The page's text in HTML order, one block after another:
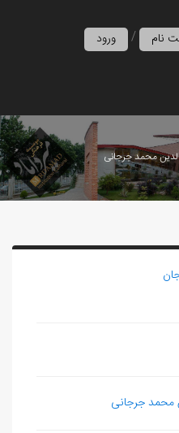
ورود / نام
محمد جرجانی
محمد جرجانی